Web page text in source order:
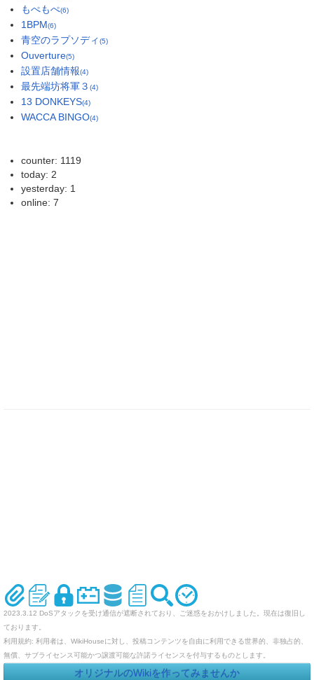
もぺもぺ(6)
1BPM(6)
青空のラプソディ (5)
Ouverture(5)
設置店舗情報(4)
最先端坊将軍３ (4)
13 DONKEYS(4)
WACCA BINGO(4)
counter: 1119
today: 2
yesterday: 1
online: 7
2023.3.12 DoSアタックを受け通信が遮断されており、ご迷惑をおかけしました。現在は復旧し
ております。
利用規約: 利用者は、WikiHouseに対し、投稿コンテンツを自由に利用できる世界的、非独占的、
無償、サブライセンス可能かつ譲渡可能な許諾ライセンスを付与するものとします。
オリジナルのWikiを作ってみませんか